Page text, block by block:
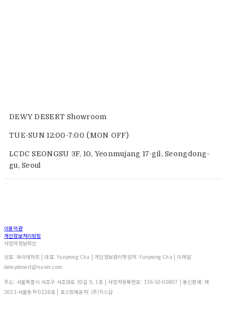
DEWY DESERT Showroom
TUE-SUN 12:00-7:00 (MON OFF)
LCDC SEONGSU 3F, 10, Yeonmujang 17-gil, Seongdong-
gu, Seoul
이용약관
개인정보처리방침
사업자정보확인
상호: 듀이데저트 | 대표: Yunjeong Cha | 개인정보관리책임자: Yunjeong Cha | 이메일:
dewydesert@naver.com
주소: 서울특별시 서초구 서초대로 30길 9, 1층 | 사업자등록번호: 336-50-00807 | 통신판매:제
2023-서울동작-0228호 | 호스팅제공자: (주)식스샵